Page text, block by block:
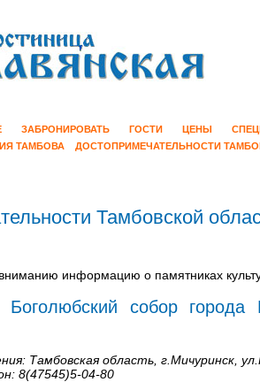
ЗАБРОНИРОВАТЬ ГОСТИ ЦЕНЫ
ТАМБОВА ДОСТОПРИМЕЧАТЕЛЬНОСТИ
Тамбовской
информацию о памятниках
собор города
Тамбовская область, г.Мичуринск,
8(47545)5-04-80